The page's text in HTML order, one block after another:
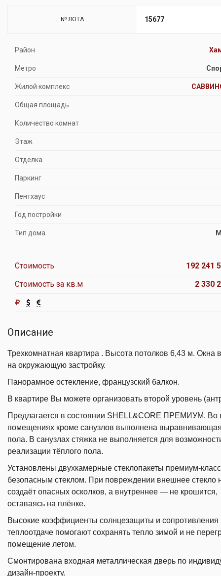
№ ЛОТА 15677
Район
Метро
Жилой комплекс
Общая площадь
Количество комнат
Этаж
Отделка
Паркинг
Пентхаус
Год постройки
Тип дома
Стоимость
192 241
Стоимость за кв.м
2 330
Описание
Трехкомнатная квартира . Высота потолков 6,43 м. Окна
на окружающую застройку.
Панорамное остекление, французский балкон.
В квартире Вы можете организовать второй уровень
Предлагается в состоянии SHELL&CORE ПРЕМИУМ. Во
помещениях кроме санузлов выполнена
пола. В санузлах стяжка не выполняется для
реализации тёплого пола.
Установлены двухкамерные стеклопакеты премиум-
безопасным стеклом. При повреждении внешнее стекло
создаёт опасных осколков, а внутреннее — не крошится,
оставаясь на плёнке.
Высокие коэффициенты солнцезащиты и сопротивления
теплоотдаче помогают сохранять тепло зимой и не
помещение летом.
Смонтирована входная металлическая дверь по
дизайн-проекту.